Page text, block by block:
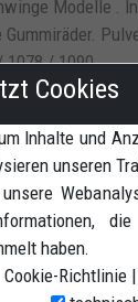
Modelle .
1078 / 1090
Cookies
Inhalte und
unseren
haben.
Cookie-Richtlinie |